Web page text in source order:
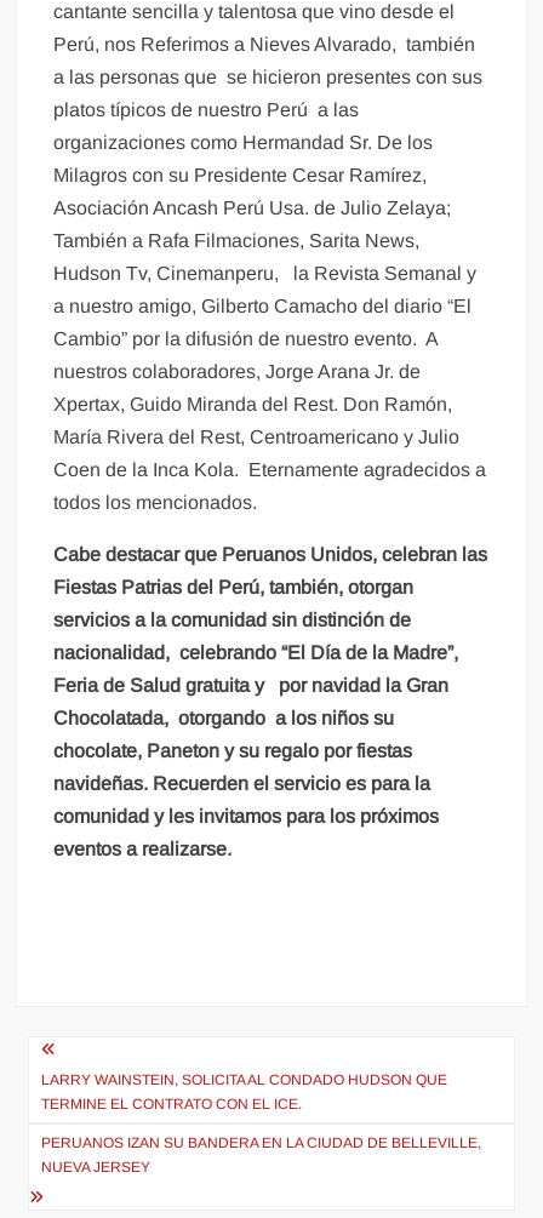
cantante sencilla y talentosa que vino desde el
Perú, nos Referimos a Nieves Alvarado, también
a las personas que se hicieron presentes con sus
platos típicos de nuestro Perú a las
organizaciones como Hermandad Sr. De los
Milagros con su Presidente Cesar Ramírez,
Asociación Ancash Perú Usa. de Julio Zelaya;
También a Rafa Filmaciones, Sarita News,
Hudson Tv, Cinemanperu, la Revista Semanal y
a nuestro amigo, Gilberto Camacho del diario “El
Cambio” por la difusión de nuestro evento. A
nuestros colaboradores, Jorge Arana Jr. de
Xpertax, Guido Miranda del Rest. Don Ramón,
María Rivera del Rest, Centroamericano y Julio
Coen de la Inca Kola. Eternamente agradecidos a
todos los mencionados.
Cabe destacar que Peruanos Unidos, celebran las
Fiestas Patrias del Perú, también, otorgan
servicios a la comunidad sin distinción de
nacionalidad, celebrando “El Día de la Madre”,
Feria de Salud gratuita y por navidad la Gran
Chocolatada, otorgando a los niños su
chocolate, Paneton y su regalo por fiestas
navideñas. Recuerden el servicio es para la
comunidad y les invitamos para los próximos
eventos a realizarse.
Navegación
de
entradas
LARRY WAINSTEIN, SOLICITA AL CONDADO HUDSON QUE
TERMINE EL CONTRATO CON EL ICE.
PERUANOS IZAN SU BANDERA EN LA CIUDAD DE BELLEVILLE,
NUEVA JERSEY